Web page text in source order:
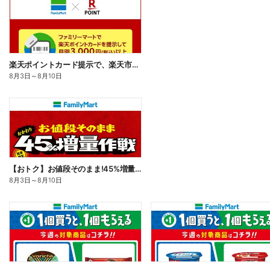
楽天ポイントカード提示で、楽天市場でのお買い物がおトクに!
8月3日 ～8月10日
【おトク】お値段そのまま!45%増量作戦!
8月3日 ～8月10日